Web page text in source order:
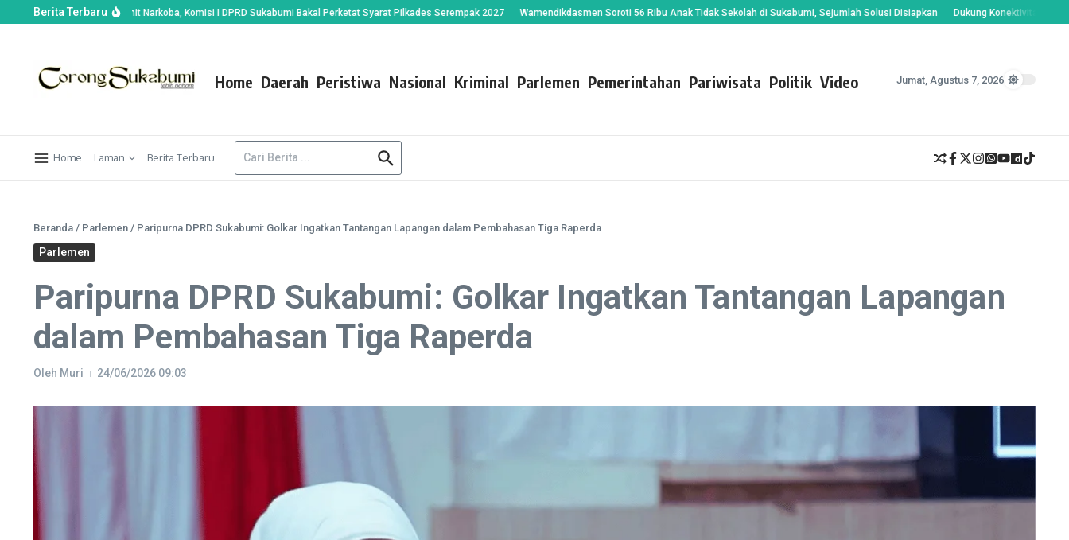
Berita Terbaru
Ciemas Dijemput Unit Narkoba, Komisi I DPRD Sukabumi Bakal Perketat Syarat Pilkades Serempak 2027 Wamendikdasmen Soroti 56 Ribu Anak Tidak Sekolah di Sukabumi, Sejumlah Solusi Disiapkan Dukung Konektivitas Warga,
Home Daerah Peristiwa Nasional Kriminal Parlemen Pemerintahan Pariwisata Politik Video Jumat, Agustus 7, 2026
Home Laman Berita Terbaru
Beranda / Parlemen / Paripurna DPRD Sukabumi: Golkar Ingatkan Tantangan Lapangan dalam Pembahasan Tiga Raperda
Parlemen
Paripurna DPRD Sukabumi: Golkar Ingatkan Tantangan Lapangan
dalam Pembahasan Tiga Raperda
Oleh Muri 24/06/2026 09:03